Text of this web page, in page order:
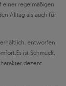
einer regelmäßigen
Alltag als auch für
erhältlich, entworfen
ist Schmuck,
dezent